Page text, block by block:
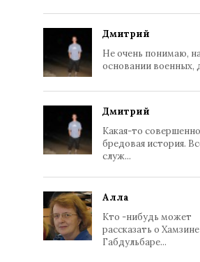
Дмитрий
Не очень понимаю,
основании военных,
Дмитрий
Какая-то совершенно
бредовая история.
служ...
Алла
Кто -нибудь может
рассказать о Хамзине
Габдульбаре...